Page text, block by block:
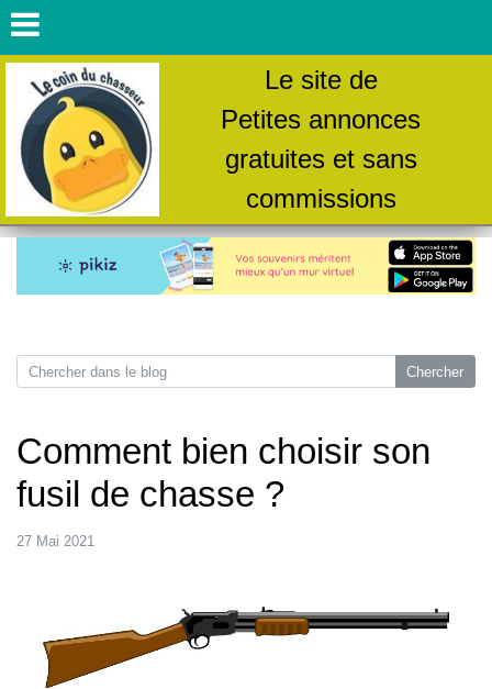
Le site de
Petites annonces
gratuites et sans
commissions
Comment bien choisir son
fusil de chasse ?
27 Mai 2021